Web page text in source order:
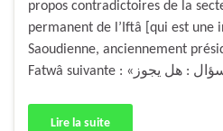
propos contradictoires de la
permanent de l’Iftâ [qui est une
Saoudienne, anciennement
Lire la suite